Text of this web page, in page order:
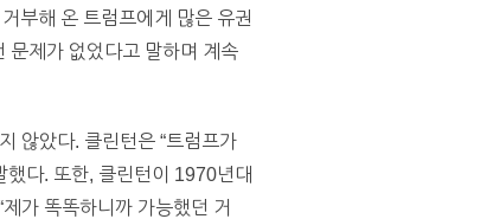
부해 온 트럼프에게 많은 유권
문제가 없었다고 말하며 계속
않았다. 클린턴은 “트럼프가
했다. 또한, 클린턴이 1970년대
가 똑똑하니까 가능했던 거